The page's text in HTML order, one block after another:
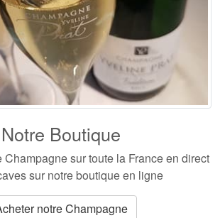
Notre Boutique
Champagnesur toute la France en direct
sur notre boutique en ligne
notre Champagne